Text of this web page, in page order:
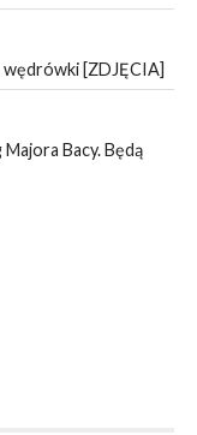
wędrówki [ZDJĘCIA]
Bacy. Będą